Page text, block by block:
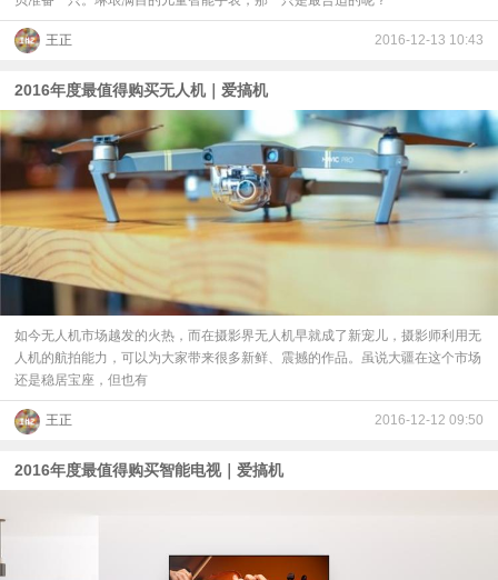
王正 2016-12-13 10:43
2016年度最值得购买无人机｜爱搞机
如今无人机市场越发的火热，而在摄影界无人机早就成了新宠儿，摄影师利用无
人机的航拍能力，可以为大家带来很多新鲜、震撼的作品。虽说大疆在这个市场
还是稳居宝座，但也有
王正 2016-12-12 09:50
2016年度最值得购买智能电视｜爱搞机